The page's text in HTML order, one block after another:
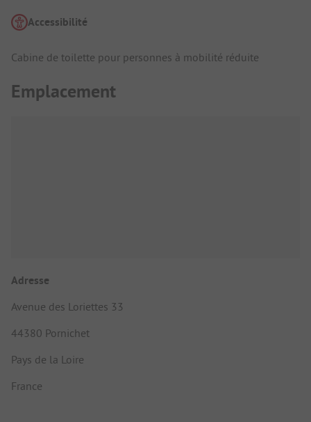
Accessibilité
Cabine de toilette pour personnes à mobilité réduite
Emplacement
Adresse
Avenue des Loriettes 33
44380 Pornichet
Pays de la Loire
France